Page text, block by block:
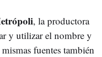
, la productora
y utilizar el nombre y
fuentes también